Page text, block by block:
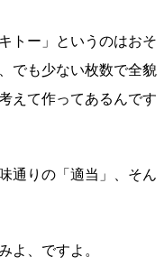
トー」というのはおそ
でも少ない枚数で全貌
えて作ってあるんです
通りの「適当」、そん
よ、ですよ。